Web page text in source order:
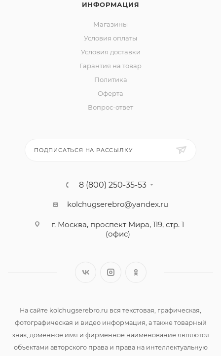
ИНФОРМАЦИЯ
Магазины
Условия оплаты
Условия доставки
Гарантия на товар
Политика
Оферта
Вопрос-ответ
ПОДПИСАТЬСЯ НА РАССЫЛКУ
8 (800) 250-35-53
kolchugserebro@yandex.ru
г. Москва, проспект Мира, 119, стр. 1
(офис)
На сайте kolchugserebro.ru вся текстовая, графическая,
фотографическая и видео информация, а также товарный
знак, доменное имя и фирменное наименование являются
объектами авторского права и права на интеллектуальную